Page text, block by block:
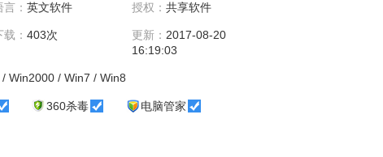
言： 英文软件 授权：共享软件
载： 403次 更新： 2017-08-20
16:19:03
Win2000 / Win7 / Win8
360杀毒 电脑管家